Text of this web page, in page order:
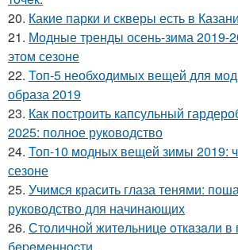
20. Какие парки и скверы есть в Казани
21. Модные тренды осень-зима 2019-
этом сезоне
22. Топ-5 необходимых вещей для
образа 2019
23. Как построить капсульный
2025: полное руководство
24. Топ-10 модных вещей зимы 2019:
сезоне
25. Учимся красить глаза тенями:
руководство для начинающих
26. Стoличнoй житeльницe oткaзaли
бepeмeннocти.